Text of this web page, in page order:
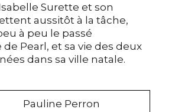
Surette et son
aussitôt à la tâche,
à peu le passé
Pearl, et sa vie des deux
dans sa ville natale.
Pauline Perron